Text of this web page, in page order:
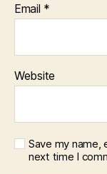
Email *
Website
Save my name,
next time I